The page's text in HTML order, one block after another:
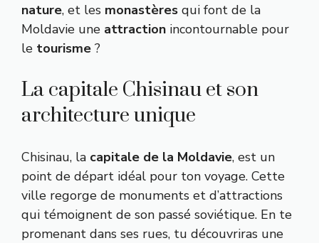
nature, et les monastères qui font de la
Moldavie une attraction incontournable pour
le tourisme ?
La capitale Chisinau et son
architecture unique
Chisinau, la capitale de la Moldavie, est un
point de départ idéal pour ton voyage. Cette
ville regorge de monuments et d’attractions
qui témoignent de son passé soviétique. En te
promenant dans ses rues, tu découvriras une